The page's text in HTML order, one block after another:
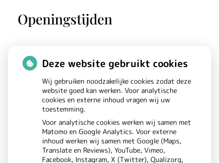
Openingstijden
Maandag:
Dinsdag:
08.00 - 17.00
Woensdag:
08.00 - 17.00
Donderdag:
08.00 - 17.00
Vrijdag:
08.00 - 17.00
Deze website gebruikt cookies
Wij gebruiken noodzakelijke cookies zodat deze
website goed kan werken. Voor analytische
cookies en externe inhoud vragen wij uw
toestemming.
Voor analytische cookies werken wij samen met
Matomo en Google Analytics. Voor externe
inhoud werken wij samen met Google (Maps,
Translate en Reviews), YouTube, Vimeo,
Facebook, Instagram, X (Twitter), Qualizorg,